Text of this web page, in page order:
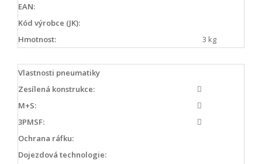
EAN:
Kód výrobce (JK):
Hmotnost:
3 kg
Vlastnosti pneumatiky
Zesílená konstrukce:
M+S:
3PMSF:
Ochrana ráfku:
Dojezdová technologie: